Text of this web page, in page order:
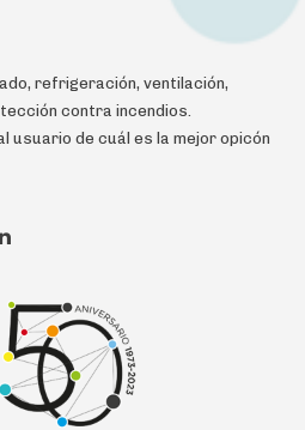
refrigeración, ventilación,
contra incendios.
usuario de cuál es la mejor opicón